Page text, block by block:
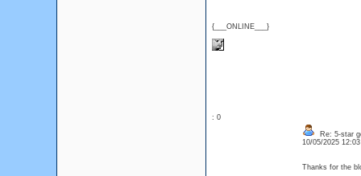
{___ONLINE___}
: 0
Re: 5-star
10/05/2025
Thanks for the